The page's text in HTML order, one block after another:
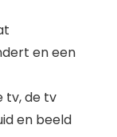
en een
tv, de tv
en beeld